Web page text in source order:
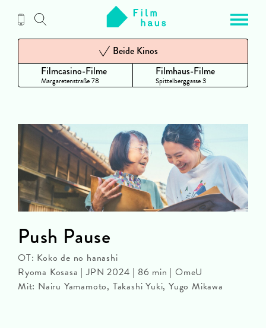
Inhalt
Filmcasino-Filme
Margaretenstraße 78
Beide Kinos
Filmhaus-Filme
Spittelberggasse 3
Push Pause
OT: Koko de no hanashi
Ryoma Kosasa | JPN 2024 | 86 min | OmeU
Mit: Nairu Yamamoto, Takashi Yuki, Yugo Mikawa